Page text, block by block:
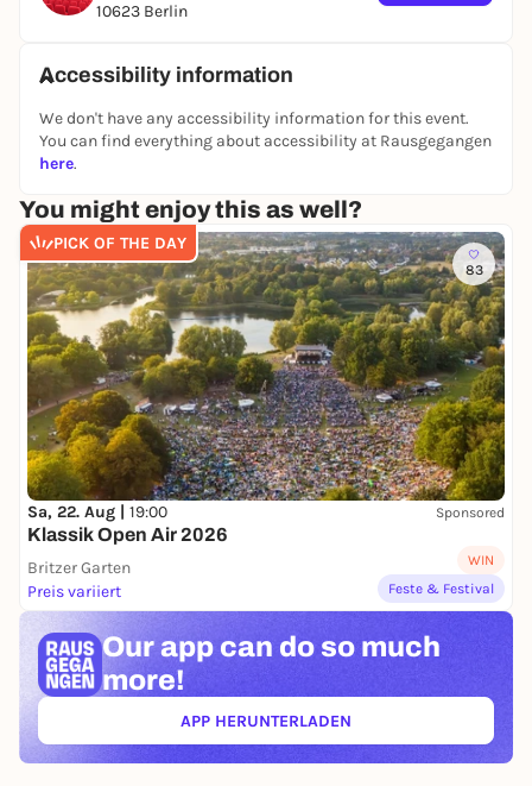
10623 Berlin
Accessibility information
We don't have any accessibility information for this event.
You can find everything about accessibility at Rausgegangen
here.
You might enjoy this as well?
PICK OF THE DAY
83
Sa, 22. Aug | 19:00 Sponsored
Klassik Open Air 2026
Britzer Garten
Preis variiert
WIN
Feste & Festival
Our app can do so much
more!
APP HERUNTERLADEN(ÖFFNET IN NEUEM TAB)